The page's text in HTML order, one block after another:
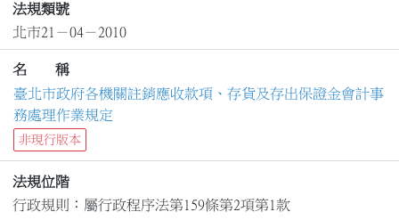
法規類號
北市21－04－2010
名 稱
臺北市政府各機關註銷應收款項、存貨及存出保證金會計事
務處理作業規定
非現行版本
法規位階
行政規則：屬行政程序法第159條第2項第1款